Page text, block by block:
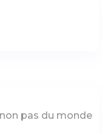
pas du monde